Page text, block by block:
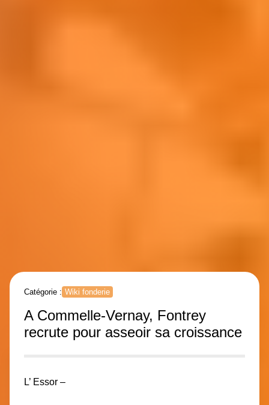
Catégorie : Wiki fonderie
A Commelle-Vernay, Fontrey
recrute pour asseoir sa croissance
L’ Essor –